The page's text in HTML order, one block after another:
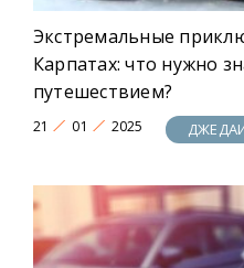
Экстремальные
Карпатах: что нужно
путешествием?
21 01 2025